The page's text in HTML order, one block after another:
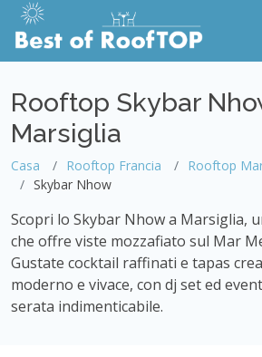
Rooftop Skybar
Marsiglia
Casa Rooftop Francia
Rooftop
Skybar Nhow
Scopri lo Skybar Nhow a Marsiglia,
che offre viste mozzafiato sul Mar
Gustate cocktail raffinati e tapas
moderno e vivace, con dj set ed
serata indimenticabile.